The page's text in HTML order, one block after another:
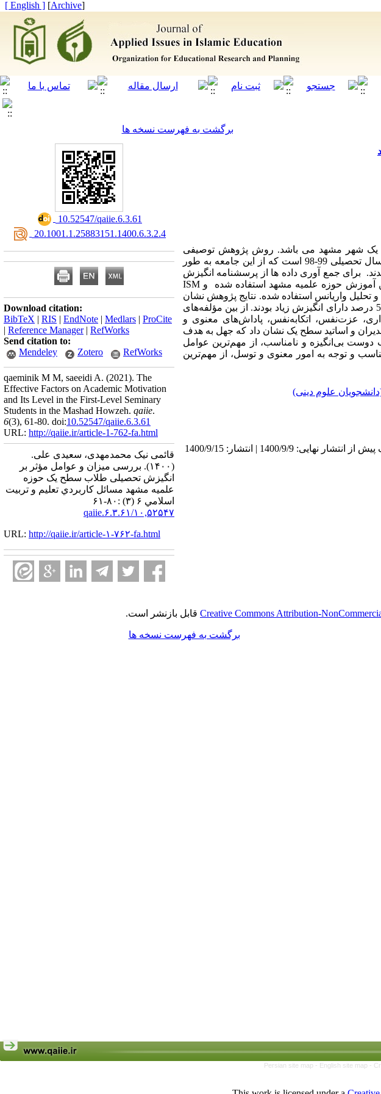
[
Archive
]
[ English ]
برگشت به فهرست نسخه ها
یک شهر مشهد می باشد. روش پژوهش توصیفی
تحلیلی است. جامعه آماری پژوهش، کلیه طلاب برادر سطح یک مشهد مقدس در سال تحصیلی 99-98 است که از این جامعه به طور
برای جمع آوری داده ها از پرسشنامه انگیزش
ISM و آموزش حوزه علمیه مشهد استفاده شده
تحلیل واریانس استفاده شده. نتایج پژوهش نشان
داد که 5/6 درصد از طلاب دارای انگیزش کم، 5/88 درصد دارای انگیزش متوسط و 5 درصد دارای انگیزش زیاد بودند. از بین مؤلفه‌های
عزت‌نفس، اتکابه‌نفس، پاداش‌های معنوی و
و اساتید سطح یک نشان داد که جهل به هدف
بی‌انگیزه و نامناسب، از مهم‌ترین عوامل
و توجه به امور معنوی و توسل، از مهم‌ترین
علوم دینی)
دریافت: 1400/3/10 | ویرایش نهایی: 1400/9/15 | پذیرش: 1400/9/10 | انتشار الکترونیک پیش از انتشار نهایی: 1400/9/9 | انتشار: 1400/9/15
‎ 10.52547/qaiie.6.3.61
‎ 20.1001.1.25883151.1400.6.3.2.4
Download citation:
BibTeX | RIS | EndNote | Medlars | ProCite
| Reference Manager| RefWorks
Send citation to:
Mendeley
Zotero RefWorks
qaeminik M M, saeeidi A. (2021). The
Effective Factors on Academic Motivation
and Its Level in the First-Level Seminary
Students in the Mashad Howzeh. qaiie.
6(3), 61-80. doi:10.52547/qaiie.6.3.61
URL: http://qaiie.ir/article-1-762-fa.html
قائمی نیک محمدمهدی، سعیدی علی.
(۱۴۰۰).
بررسی میزان و عوامل مؤثر بر
انگیزش تحصیلی طلاب سطح یک حوزه
علمیه مشهد مسائل كاربردي تعليم و تربيت
اسلامي ۶ (۳) :۸۰-۶۱
۱۰,۵۲۵۴۷/qaiie.۶.۳.۶۱
URL: http://qaiie.ir/article-۱-۷۶۲-fa.html
Creative Commons Attribution- قابل بازنشر است.
برگشت به فهرست نسخه ها
Persian site map - English site map -